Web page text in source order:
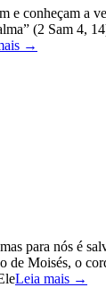
e conheçam a
(2 Sam 4,
→
para nós é
de Moisés, o
Leia mais →